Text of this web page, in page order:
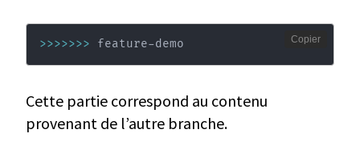
>>>>>>> feature-demo Copier
Cette partie correspond au contenu
provenant de l’autre branche.